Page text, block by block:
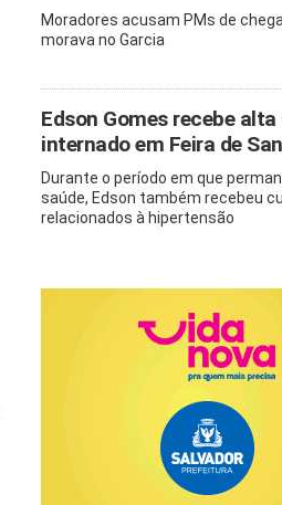
Moradores acusam PMs de
morava no Garcia
Edson Gomes recebe
internado em Feira de
Durante o período em que
saúde, Edson também recebeu
relacionados à hipertensão